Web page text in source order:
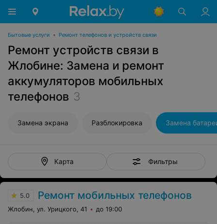
Бытовые услуги • Ремонт телефонов и устройств связи
Ремонт устройств связи в
Жлобине: Замена и ремонт
аккумуляторов мобильных
телефонов 3
Замена экрана Разблокировка Замена
Карта Фильтры
5.0 Ремонт мобильных телефонов
Жлобин, ул. Урицкого, 41 до 19:00